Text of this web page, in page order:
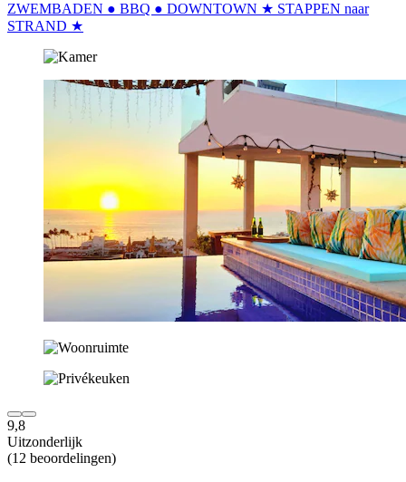
ZWEMBADEN ● BBQ ● DOWNTOWN ★ STAPPEN naar
STRAND ★
9,8
Uitzonderlijk
(12 beoordelingen)